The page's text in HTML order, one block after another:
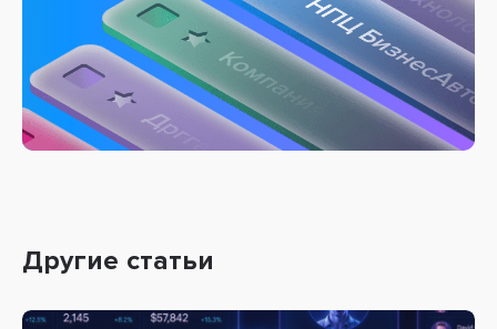
Другие статьи